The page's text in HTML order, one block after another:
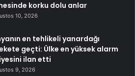
korku dolu anlar
10, 2026
en tehlikeli yanardağı
geçti: Ülke en yüksek alarm
ilan etti
9, 2026